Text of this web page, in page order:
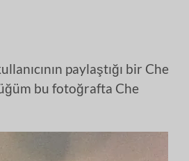
paylaştığı bir Che
bu fotoğrafta Che